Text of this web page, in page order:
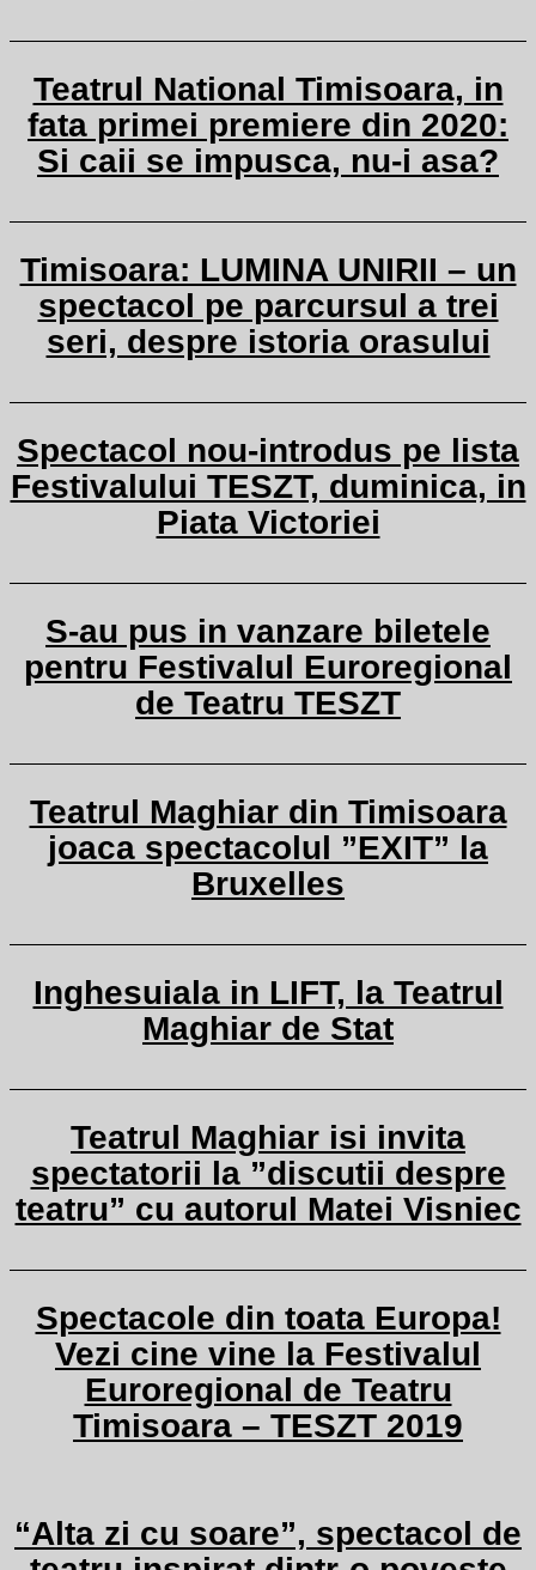
Teatrul National Timisoara, in
fata primei premiere din 2020:
Si caii se impusca, nu-i asa?
Timisoara: LUMINA UNIRII – un
spectacol pe parcursul a trei
seri, despre istoria orasului
Spectacol nou-introdus pe lista
Festivalului TESZT, duminica, in
Piata Victoriei
S-au pus in vanzare biletele
pentru Festivalul Euroregional
de Teatru TESZT
Teatrul Maghiar din Timisoara
joaca spectacolul ”EXIT” la
Bruxelles
Inghesuiala in LIFT, la Teatrul
Maghiar de Stat
Teatrul Maghiar isi invita
spectatorii la ”discutii despre
teatru” cu autorul Matei Visniec
Spectacole din toata Europa!
Vezi cine vine la Festivalul
Euroregional de Teatru
Timisoara – TESZT 2019
“Alta zi cu soare”, spectacol de